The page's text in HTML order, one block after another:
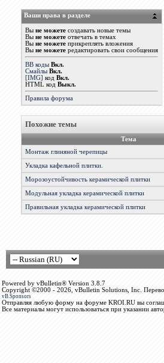
Ваши права в разделе
Вы не можетесоздавать новые темы
Вы не можетеотвечать в темах
Вы не можетеприкреплять вложения
Вы не можетередактировать свои сообщения
BB коды Вкл.
Смайлы Вкл.
[IMG] код Вкл.
HTML код Выкл.
Правила форума
Похожие темы
Тема
Монтаж глиняной черепицы
Укладка кафельной плитки.
Морозоустойчивость керамической плитки
Модульная укладка керамической плитки
Правильная укладка керамической плитки
Powered by vBulletin® Version 3.8.7
Copyright ©2000 - 2026, vBulletin Solutions, Inc.
vB.Sponsors
Отправляя любую форму на форуме KROI.RU вы
Все материалы могут использоваться при указании